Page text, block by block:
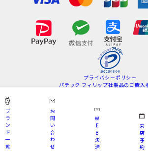
プライバシーポリシー
パテック フィリップ社製品のご購入
サイトマップ
Copyright © KAMINE All Rights
ブ
ラ
ン
ド
一
覧
お
問
い
合
わ
せ
W
E
B
決
済
来
店
予
約